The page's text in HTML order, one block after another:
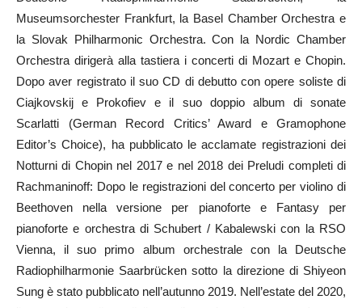
Museumsorchester Frankfurt, la Basel Chamber Orchestra e
la Slovak Philharmonic Orchestra. Con la Nordic Chamber
Orchestra dirigerà alla tastiera i concerti di Mozart e Chopin.
Dopo aver registrato il suo CD di debutto con opere soliste di
Ciajkovskij e Prokofiev e il suo doppio album di sonate
Scarlatti (German Record Critics’ Award e Gramophone
Editor’s Choice), ha pubblicato le acclamate registrazioni dei
Notturni di Chopin nel 2017 e nel 2018 dei Preludi completi di
Rachmaninoff: Dopo le registrazioni del concerto per violino di
Beethoven nella versione per pianoforte e Fantasy per
pianoforte e orchestra di Schubert / Kabalewski con la RSO
Vienna, il suo primo album orchestrale con la Deutsche
Radiophilharmonie Saarbrücken sotto la direzione di Shiyeon
Sung è stato pubblicato nell’autunno 2019. Nell’estate del 2020,